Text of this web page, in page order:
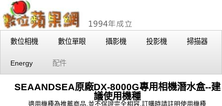
數位相機 數位單眼 攝影機 投影機 掃描器
Energy 配件
SEAANDSEA原廠DX-8000G專用相機潛水盒--建
議使用機種
適用機種為推薦商品.並不保證完全相容.訂購時請註明使用機種